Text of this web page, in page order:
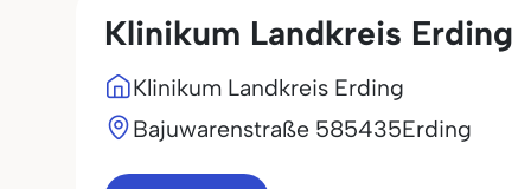
Klinikum Landkreis Erding
Klinikum Landkreis Erding
Bajuwarenstraße 585435Erding